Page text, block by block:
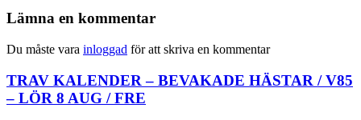
Lämna en kommentar
Du måste vara inloggad för att skriva en kommentar
TRAV KALENDER – BEVAKADE HÄSTAR / V85
– LÖR 8 AUG / FRE